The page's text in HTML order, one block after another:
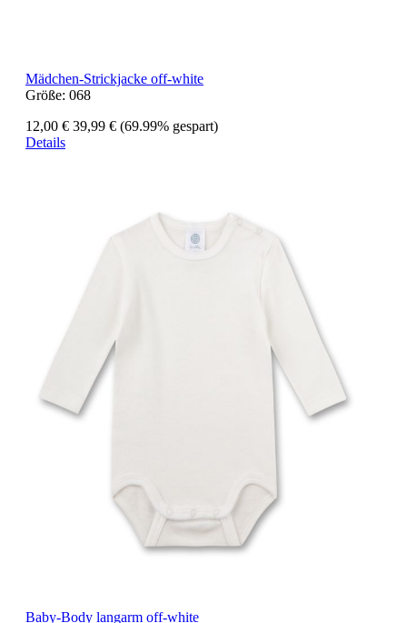
Mädchen-Strickjacke off-white
Größe: 068
12,00 € 39,99 € (69.99% gespart)
Details
Baby-Body langarm off-white